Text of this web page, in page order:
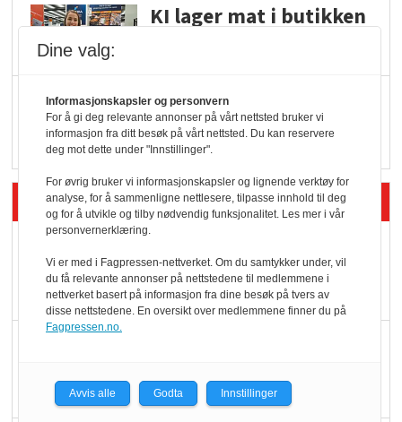
KI lager mat i butikken
Q passerte 1 milliard i
Rema i 2025
Siste artikler - Økologisk
yoghurt: Trues av
melkemangel
hederspris
Dine valg:
Informasjonskapsler og personvern
For å gi deg relevante annonser på vårt nettsted bruker vi
informasjon fra ditt besøk på vårt nettsted. Du kan reservere
deg mot dette under "Innstillinger".
For øvrig bruker vi informasjonskapsler og lignende verktøy for
analyse, for å sammenligne nettlesere, tilpasse innhold til deg
og for å utvikle og tilby nødvendig funksjonalitet. Les mer i vår
personvernerklæring.
Vi er med i Fagpressen-nettverket. Om du samtykker under, vil
du få relevante annonser på nettstedene til medlemmene i
nettverket basert på informasjon fra dine besøk på tvers av
disse nettstedene. En oversikt over medlemmene finner du på
Fagpressen.no.
Avvis alle Godta Innstillinger